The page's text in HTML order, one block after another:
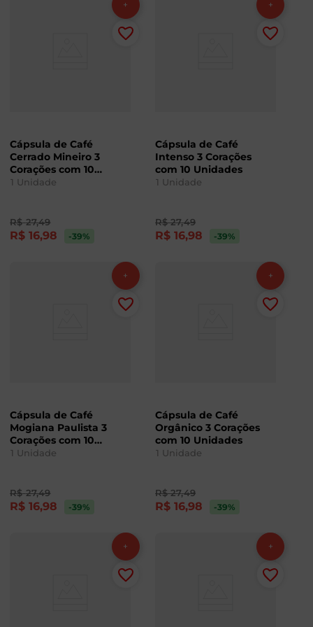
Cápsula de Café
Cerrado Mineiro 3
Corações com 10
Unidades
1 Unidade
R$ 27,49
R$ 16,98 -39%
Cápsula de Café
Intenso 3 Corações
com 10 Unidades
1 Unidade
R$ 27,49
R$ 16,98 -39%
Cápsula de Café
Mogiana Paulista 3
Corações com 10
Unidades
1 Unidade
R$ 27,49
R$ 16,98 -39%
Cápsula de Café
Orgânico 3 Corações
com 10 Unidades
1 Unidade
R$ 27,49
R$ 16,98 -39%